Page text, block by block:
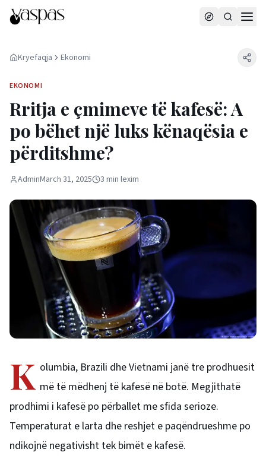
Kryefaqja Ekonomi
EKONOMI
Rritja e çmimeve të kafesë: A
po bëhet një luks kënaqësia e
përditshme?
AdminMarch 31, 2025 3 min lexim
K olumbia, Brazili dhe Vietnami janë tre prodhuesit
më të mëdhenj të kafesë në botë. Megjithatë
prodhimi i kafesë po përballet me sfida serioze.
Temperaturat e larta dhe reshjet e paqëndrueshme po
ndikojnë negativisht tek bimët e kafesë.